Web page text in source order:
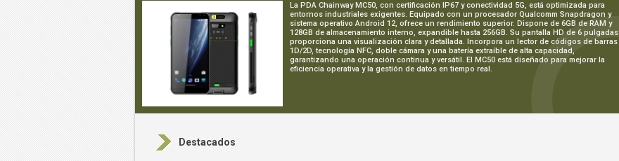
La PDA Chainway MC50, con certificación IP67 y conectividad 5G, está optimizada para
entornos industriales exigentes. Equipado con un procesador Qualcomm Snapdragon y
sistema operativo Android 12, ofrece un rendimiento superior. Dispone de 6GB de RAM y
128GB de almacenamiento interno, expandible hasta 256GB. Su pantalla HD de 6 pulgadas
proporciona una visualización clara y detallada. Incorpora un lector de códigos de barras
1D/2D, tecnología NFC, doble cámara y una batería extraíble de alta capacidad,
garantizando una operación continua y versátil. El MC50 está diseñado para mejorar la
eficiencia operativa y la gestión de datos en tiempo real.
Destacados